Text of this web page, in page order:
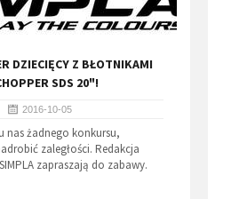
DZIECIĘCY Z BŁOTNIKAMI
SDS 20"!
2016-10-05
nas żadnego konkursu,
zaległości. Redakcja
zapraszają do zabawy.